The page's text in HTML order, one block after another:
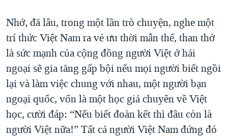
Nhớ, đã lâu, trong một lần trò chuyện, nghe một
trí thức Việt Nam ra vẻ ưu thời mẫn thế, than thở
là sức mạnh của cộng đồng người Việt ở hải
ngoại sẽ gia tăng gấp bội nếu mọi người biết ngồi
lại và làm việc chung với nhau, một người bạn
ngoại quốc, vốn là một học giả chuyên về Việt
học, cười đáp: “Nếu biết đoàn kết thì đâu còn là
người Việt nữa!” Tất cả người Việt Nam đứng đó